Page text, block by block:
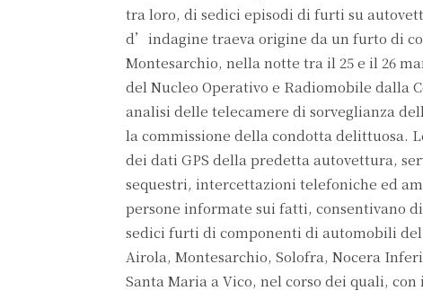
tra loro, di sedici episodi di furti su
d’indagine traeva origine da un furto di
Montesarchio, nella notte tra il 25 e il 26
del Nucleo Operativo e Radiomobile dalla
analisi delle telecamere di sorveglianza
la commissione della condotta delittuosa.
dei dati GPS della predetta autovettura,
sequestri, intercettazioni telefoniche ed
persone informate sui fatti, consentivano
sedici furti di componenti di automobili del
Airola, Montesarchio, Solofra, Nocera
Santa Maria a Vico, nel corso dei quali,